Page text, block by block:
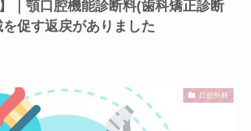
｜顎口腔機能診断料(歯科矯正診断
促す返戻がありました
口腔外科